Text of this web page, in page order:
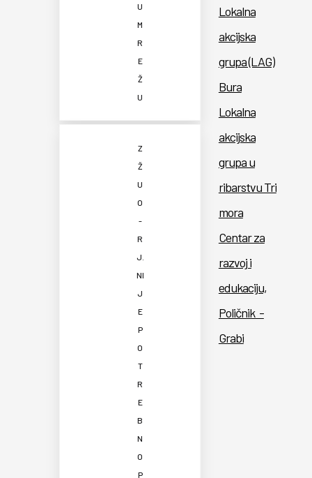
U
M
R
E
Ž
U
Z
Ž
U
O
-
R
J.
NI
J
E
P
O
T
R
E
B
N
O
P
Lokalna
akcijska
grupa (LAG)
Bura
Lokalna
akcijska
grupa u
ribarstvu Tri
mora
Centar za
razvoj i
edukaciju,
Poličnik -
Grabi